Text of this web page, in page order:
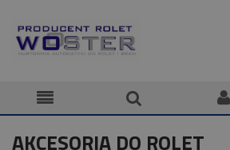
AKCESORIA DO ROLET